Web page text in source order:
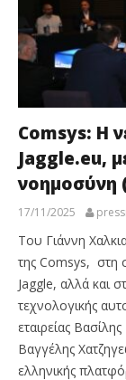
Comsys: Η
Jaggle.eu,
νοημοσύνη
17/11/2025
Του Γιάννη
της Comsys, στη
Jaggle, αλλά και
τεχνολογικής
εταιρείας
Βαγγέλης
ελληνικής